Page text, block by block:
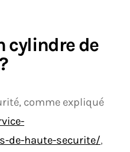
cylindre de
comme expliqué
de-haute-securite/,